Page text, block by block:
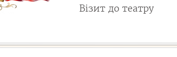
Візит до театру